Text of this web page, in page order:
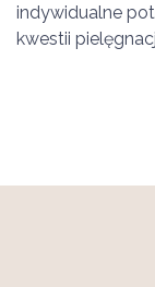
indywidualne
kwestii